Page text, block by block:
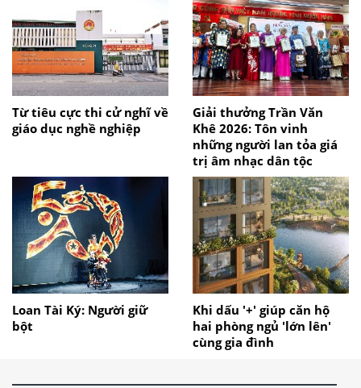
Từ tiêu cực thi cử nghĩ về
giáo dục nghề nghiệp
Giải thưởng Trần Văn
Khê 2026: Tôn vinh
những người lan tỏa giá
trị âm nhạc dân tộc
Loan Tài Ký: Người giữ
bột
Khi dấu '+' giúp căn hộ
hai phòng ngủ 'lớn lên'
cùng gia đình